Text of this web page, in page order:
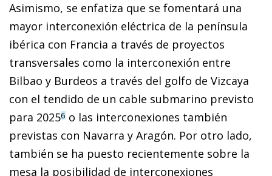
Asimismo, se enfatiza que se fomentará una
mayor interconexión eléctrica de la península
ibérica con Francia a través de proyectos
transversales como la interconexión entre
Bilbao y Burdeos a través del golfo de Vizcaya
con el tendido de un cable submarino previsto
para 20256 o las interconexiones también
previstas con Navarra y Aragón. Por otro lado,
también se ha puesto recientemente sobre la
mesa la posibilidad de interconexiones